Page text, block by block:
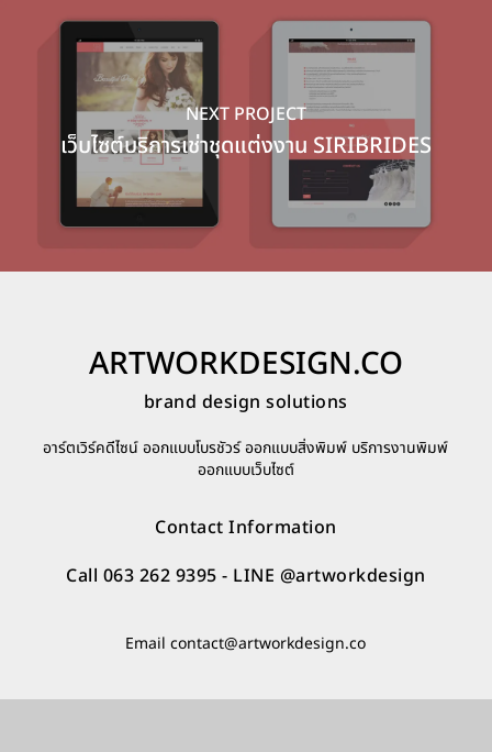
NEXT PROJECT
เว็บไซต์บริการเช่าชุดแต่งงาน SIRIBRIDES
ARTWORKDESIGN.CO
brand design solutions
อาร์ตเวิร์คดีไซน์ ออกแบบโบรชัวร์ ออกแบบสิ่งพิมพ์ บริการงานพิมพ์
ออกแบบเว็บไซต์
Contact Information
Call 063 262 9395 - LINE @artworkdesign
Emailcontact@artworkdesign.co